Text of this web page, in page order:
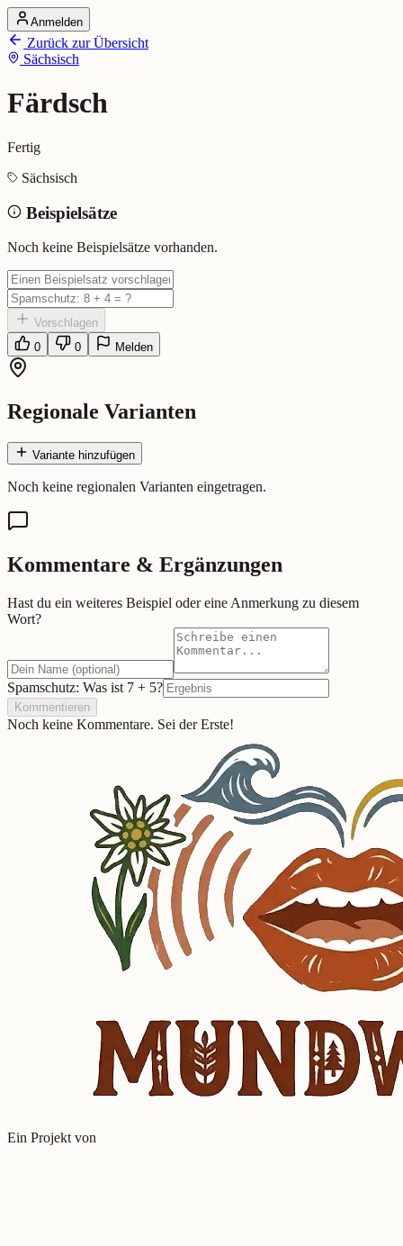
Startseite
Alle Dialekte
Dialekte vergleichen
Dialekt-Karte
Ranking
Färdsch (Sächsisch)
Bedeutung: Fertig
Eingereicht von: Mundwerk Team
Anmelden
Zurück zur Übersicht
Sächsisch
Färdsch
Fertig
Sächsisch
Beispielsätze
Noch keine Beispielsätze vorhanden.
Vorschlagen
0
0 Melden
Regionale Varianten
Variante hinzufügen
Noch keine regionalen Varianten eingetragen.
Kommentare & Ergänzungen
Hast du ein weiteres Beispiel oder eine Anmerkung zu diesem
Wort?
Spamschutz: Was ist 7 + 5?
Kommentieren
Noch keine Kommentare. Sei der Erste!
Ein Projekt von